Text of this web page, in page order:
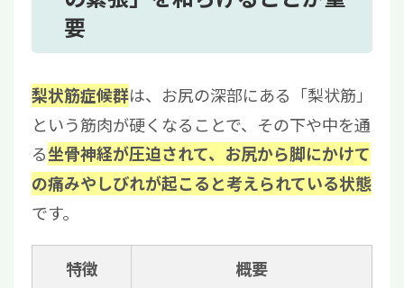
つながる
要
梨状筋症候群は、お尻の深部にある「梨状筋」
という筋肉が硬くなることで、その下や中を通
る坐骨神経が圧迫されて、お尻から脚にかけて
の痛みやしびれが起こると考えられている状態
です。
特徴 概要